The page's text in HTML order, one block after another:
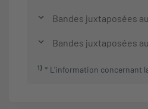
Bandes juxtaposées
Bandes juxtaposées
1) * L'information concernant